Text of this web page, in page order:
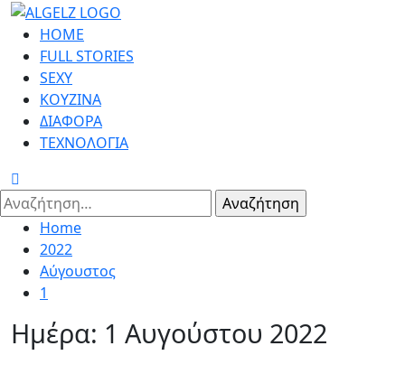
Skip
content
Primary
Menu
HOME
FULL STORIES
SEXY
ΚΟΥΖΙΝΑ
ΔΙΑΦΟΡΑ
ΤΕΧΝΟΛΟΓΙΑ
Αναζήτηση
για:
Home
2022
Αύγουστος
1
Ημέρα: 1 Αυγούστου 2022